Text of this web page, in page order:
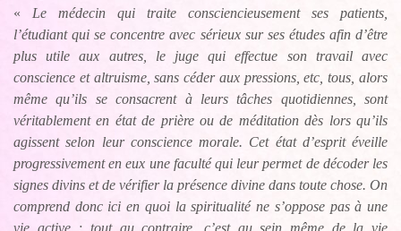
« Le médecin qui traite consciencieusement ses patients,
l’étudiant qui se concentre avec sérieux sur ses études afin d’être
plus utile aux autres, le juge qui effectue son travail avec
conscience et altruisme, sans céder aux pressions, etc, tous, alors
même qu’ils se consacrent à leurs tâches quotidiennes, sont
véritablement en état de prière ou de méditation dès lors qu’ils
agissent selon leur conscience morale. Cet état d’esprit éveille
progressivement en eux une faculté qui leur permet de décoder les
signes divins et de vérifier la présence divine dans toute chose. On
comprend donc ici en quoi la spiritualité ne s’oppose pas à une
vie active ; tout au contraire, c’est au sein même de la vie